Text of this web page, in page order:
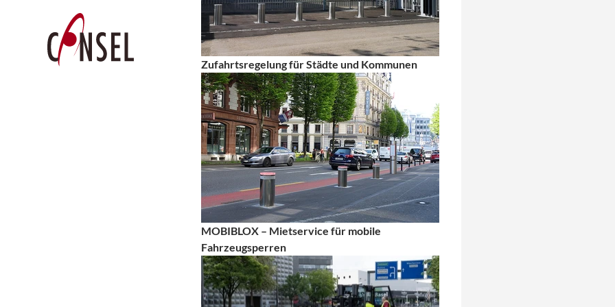
Zufahrtsregelung für Städte und Kommunen
MOBIBLOX – Mietservice für mobile
Fahrzeugsperren